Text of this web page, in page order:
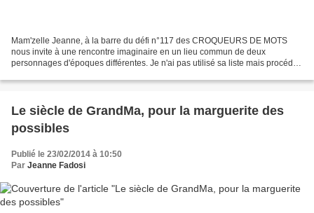
Mam'zelle Jeanne, à la barre du défi n°117 des CROQUEURS DE MOTS
nous invite à une rencontre imaginaire en un lieu commun de deux
personnages d'époques différentes. Je n'ai pas utilisé sa liste mais procédé
Le siècle de GrandMa, pour la marguerite des
possibles
Publié le 23/02/2014 à 10:50
Par Jeanne Fadosi